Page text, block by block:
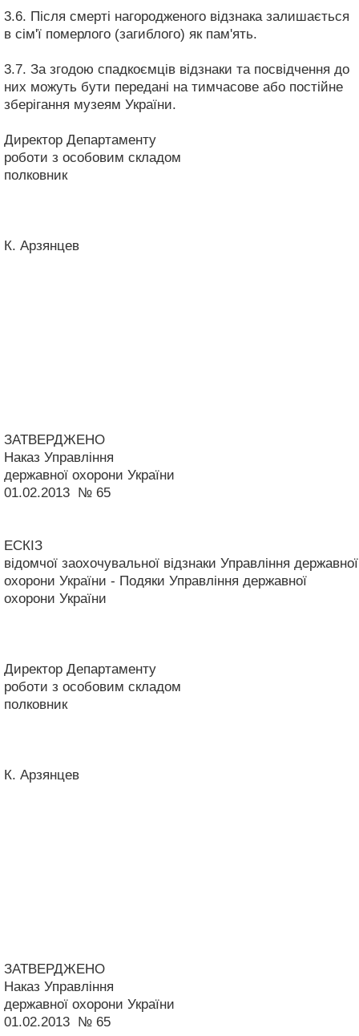
3.6. Після смерті нагородженого відзнака залишається
в сім'ї померлого (загиблого) як пам'ять.
3.7. За згодою спадкоємців відзнаки та посвідчення до
них можуть бути передані на тимчасове або постійне
зберігання музеям України.
Директор Департаменту
роботи з особовим складом
полковник
К. Арзянцев
ЗАТВЕРДЖЕНО
Наказ Управління
державної охорони України
01.02.2013 № 65
ЕСКІЗ
відомчої заохочувальної відзнаки Управління державної
охорони України - Подяки Управління державної
охорони України
Директор Департаменту
роботи з особовим складом
полковник
К. Арзянцев
ЗАТВЕРДЖЕНО
Наказ Управління
державної охорони України
01.02.2013 № 65